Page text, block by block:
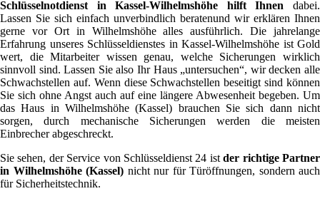
Schlüsselnotdienst in Kassel-Wilhelmshöhe hilft Ihnen dabei.
Lassen Sie sich einfach unverbindlich beratenund wir erklären Ihnen
gerne vor Ort in Wilhelmshöhe alles ausführlich. Die jahrelange
Erfahrung unseres Schlüsseldienstes in Kassel-Wilhelmshöhe ist Gold
wert, die Mitarbeiter wissen genau, welche Sicherungen wirklich
sinnvoll sind. Lassen Sie also Ihr Haus „untersuchen“, wir decken alle
Schwachstellen auf. Wenn diese Schwachstellen beseitigt sind können
Sie sich ohne Angst auch auf eine längere Abwesenheit begeben. Um
das Haus in Wilhelmshöhe (Kassel) brauchen Sie sich dann nicht
sorgen, durch mechanische Sicherungen werden die meisten
Einbrecher abgeschreckt.
Sie sehen, der Service von Schlüsseldienst 24 istder richtige Partner
in Wilhelmshöhe (Kassel) nicht nur für Türöffnungen, sondern auch
für Sicherheitstechnik.